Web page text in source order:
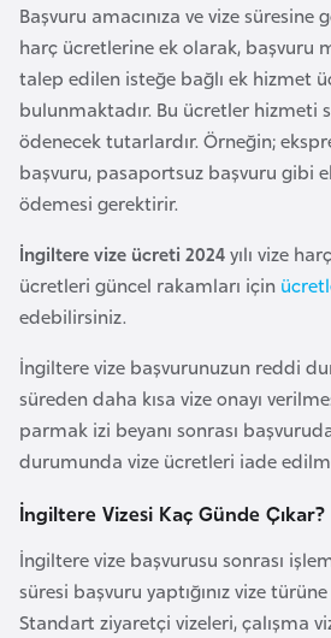
Başvuru amacınıza ve vize süresine
harç ücretlerine ek olarak, başvuru
talep edilen isteğe bağlı ek hizmet
bulunmaktadır. Bu ücretler hizmeti
ödenecek tutarlardır. Örneğin;
başvuru, pasaportsuz başvuru gibi
ödemesi gerektirir.
İngiltere vize ücreti 2024yılı vize
ücretleri güncel rakamları için
edebilirsiniz.
İngiltere vize başvurunuzun reddi
süreden daha kısa vize onayı
parmak izi beyanı sonrası
durumunda vize ücretleri iade
İngiltere Vizesi Kaç Günde Çıkar?
İngiltere vize başvurusu sonrası
süresi başvuru yaptığınız vize
Standart ziyaretçi vizeleri, çalışma
a
n
d
i
y
a
F
r
a
n
s
a
b
o
n